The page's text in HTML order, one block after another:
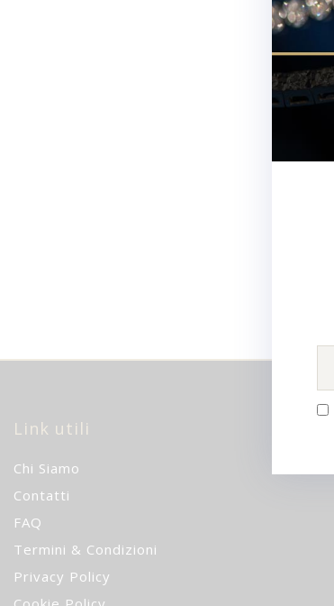
Link utili
Chi Siamo
Contatti
FAQ
Termini & Condizioni
Privacy Policy